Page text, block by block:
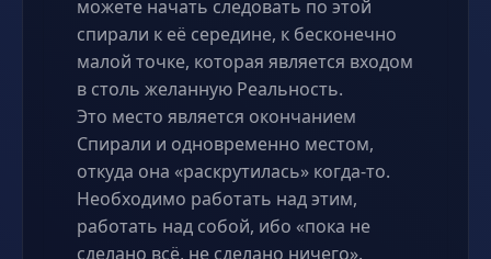
можете начать следовать по этой
спирали к её середине, к бесконечно
малой точке, которая является входом
в столь желанную Реальность.
Это место является окончанием
Спирали и одновременно местом,
откуда она «раскрутилась» когда-то.
Необходимо работать над этим,
работать над собой, ибо «пока не
сделано всё, не сделано ничего».